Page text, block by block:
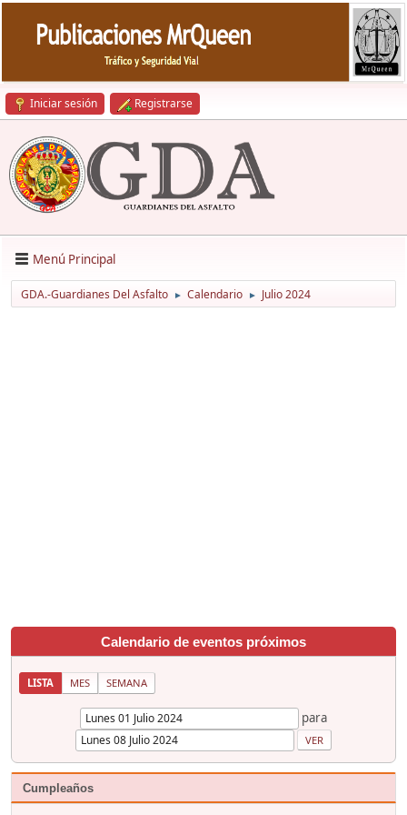
Iniciar sesión Registrarse
Menú Principal
GDA.-Guardianes Del Asfalto ► Calendario ► Julio 2024
Calendario de eventos próximos
LISTA MES SEMANA
para
Cumpleaños